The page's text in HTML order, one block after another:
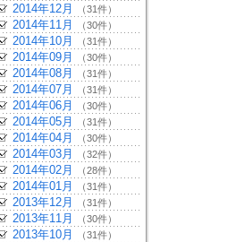
2014年12月 （31件）
2014年11月 （30件）
2014年10月 （31件）
2014年09月 （30件）
2014年08月 （31件）
2014年07月 （31件）
2014年06月 （30件）
2014年05月 （31件）
2014年04月 （30件）
2014年03月 （32件）
2014年02月 （28件）
2014年01月 （31件）
2013年12月 （31件）
2013年11月 （30件）
2013年10月 （31件）